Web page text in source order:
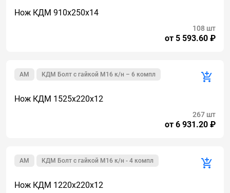
Нож КДМ 910х250х14
от 5 593.60 ₽
108 шт
КДМ Болт с гайкой М16 к/н – 6 компл
AM
Нож КДМ 1525х220х12
от 6 931.20 ₽
267 шт
КДМ Болт с гайкой М16 к/н - 4 компл
AM
Нож КДМ 1220х220х12